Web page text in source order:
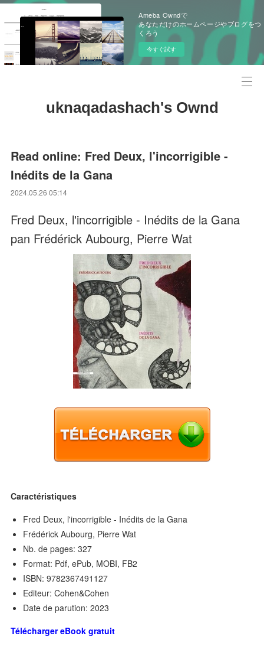
Ameba Owndで
あなただけのホームページやブログをつ
くろう
今すぐ試す
uknaqadashach's Ownd
Read online: Fred Deux, l'incorrigible -
Inédits de la Gana
2024.05.26 05:14
Fred Deux, l'incorrigible - Inédits de la Gana
pan Frédérick Aubourg, Pierre Wat
Caractéristiques
Fred Deux, l'incorrigible - Inédits de la Gana
Frédérick Aubourg, Pierre Wat
Nb. de pages: 327
Format: Pdf, ePub, MOBI, FB2
ISBN: 9782367491127
Editeur: Cohen&Cohen
Date de parution: 2023
Télécharger eBook gratuit